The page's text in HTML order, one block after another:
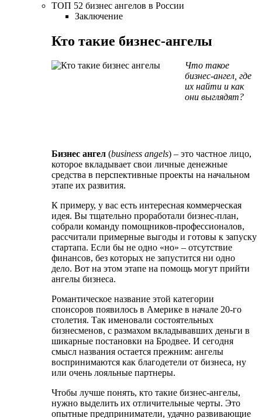
ТОП 52 бизнес ангелов в России
Заключение
Кто такие бизнес-ангелы
Что такое
бизнес-ангел, где
их найти и как
они выглядят?
Бизнес ангел (business angels) – это частное лицо,
которое вкладывает свои личные денежные
средства в перспективные проекты на начальном
этапе их развития.
К примеру, у вас есть интересная коммерческая
идея. Вы тщательно проработали бизнес-план,
собрали команду помощников-профессионалов,
рассчитали примерные выгоды и готовы к запуску
стартапа. Если бы не одно «но» – отсутствие
финансов, без которых не запустится ни одно
дело. Вот на этом этапе на помощь могут прийти
ангелы бизнеса.
Романтическое название этой категории
спонсоров появилось в Америке в начале 20-го
столетия. Так именовали состоятельных
бизнесменов, с размахом вкладывавших деньги в
шикарные постановки на Бродвее. И сегодня
смысл названия остается прежним: ангелы
воспринимаются как благодетели от бизнеса, ну
или очень лояльные партнеры.
Чтобы лучше понять, кто такие бизнес-ангелы,
нужно выделить их отличительные черты. Это
опытные предприниматели, удачно развивающие